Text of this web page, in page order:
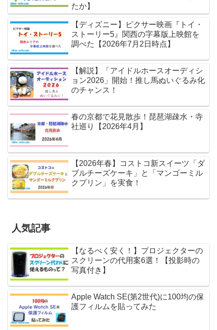
たか】
【ディズニー】ピクサー映画『トイ・
ストーリー5』関西の字幕版上映館を
調べた【2026年7月2日時点】
【解説】「アイドルホースオーディシ
ョン2026」開始！推し馬ぬいぐるみ化
のチャンス！
春の京都で花見散歩！琵琶湖疎水・寺
社巡り【2026年4月】
【2026年春】コストコ新スイーツ「ダ
ブルチーズケーキ」と「マンゴーミル
クプリン」を実食！
人気記事
【なるべく安く！】プロジェクターの
スクリーンの代用案6選！【投影時の
写真付き】
Apple Watch SE(第2世代)に100均の保
護フィルムを貼ってみた